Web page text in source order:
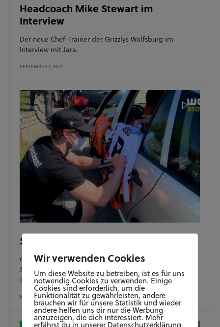
Headcoach Mike Stewart im
Interview
Der neue Chef-Trainer der Grizzlys Wolfsburg im
Interview mit Jara.
SEPTEMBER 1, 2021
Saisonabschluss Grizzlys Wolfsburg
Gestern konnten sich die Fans, zum Abschluss der
Saison, bei unseren Grizzlys Wolfsburg verabschieden.
Jara hat sich Fauser,…
MAI 10, 2021
Wir verwenden Cookies
Um diese Website zu betreiben, ist es für uns
notwendig Cookies zu verwenden. Einige
Cookies sind erforderlich, um die
Funktionalität zu gewährleisten, andere
brauchen wir für unsere Statistik und wieder
andere helfen uns dir nur die Werbung
anzuzeigen, die dich interessiert. Mehr
erfährst du in unserer Datenschutzerklärung.